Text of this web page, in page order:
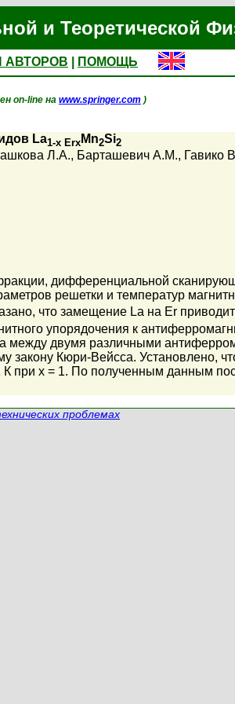
и Теоретической
АВТОРОВ
ПОМОЩЬ
on-line на www.springer.com )
La1-x Erx Mn2Si2
Л.А., Барташевич А.М., Гавико
дифференциальной
решетки и температур
что замещение La на Er
упорядочения к
между двумя различными
закону Кюри-Вейсса. Установлено,
К при x = 1. По полученным данным
проблемах